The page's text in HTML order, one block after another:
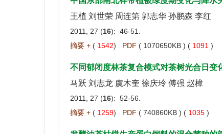
王植 刘世荣 周连第 郭志华 孙鹏森 李红
2011, 27 (16): 46-51.
摘要 + ( 1542) PDF ( 1070650KB ) ( 1091 )
不同郁闭度林茶复合模式对茶树光合日变
马跃 刘志龙 虞木奎 徐庆玲 傅强 赵樟
2011, 27 (16): 52-56.
摘要 + ( 1259) PDF ( 740860KB ) ( 1035 )